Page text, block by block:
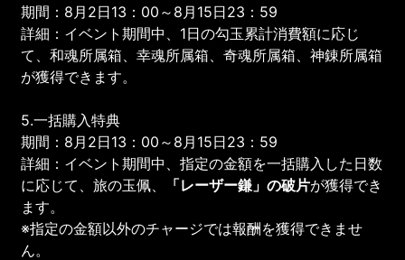
期間：8月2日13：00～8月15日23：59
詳細：イベント期間中、1日の勾玉累計消費額に応じ
て、和魂所属箱、幸魂所属箱、奇魂所属箱、神錬所属箱
が獲得できます。
5.一括購入特典
期間：8月2日13：00～8月15日23：59
詳細：イベント期間中、指定の金額を一括購入した日数
に応じて、旅の玉佩、
「レーザー鎌 」の破片が獲得でき
ます。
※指定の金額以外のチャージでは報酬を獲得できませ
ん。